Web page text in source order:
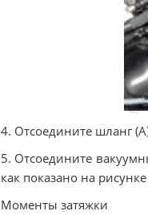
4. Отсоедините шланг
5. Отсоедините
как показано на
Моменты затяжки